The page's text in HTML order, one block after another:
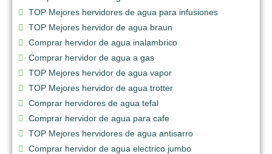
TOP Mejores hervidores de agua para infusiones
TOP Mejores hervidor de agua braun
Comprar hervidor de agua inalambrico
Comprar hervidor de agua a gas
TOP Mejores hervidor de agua vapor
TOP Mejores hervidor de agua trotter
Comprar hervidores de agua tefal
Comprar hervidor de agua para cafe
TOP Mejores hervidores de agua antisarro
Comprar hervidor de agua electrico jumbo